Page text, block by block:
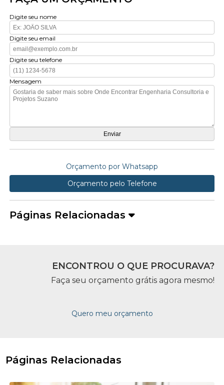
Digite seu nome
Digite seu email
Digite seu telefone
Mensagem
Orçamento por Whatsapp
Orçamento pelo Telefone
Páginas Relacionadas
ENCONTROU O QUE PROCURAVA?
Faça seu orçamento grátis agora mesmo!
Quero meu orçamento
Páginas Relacionadas